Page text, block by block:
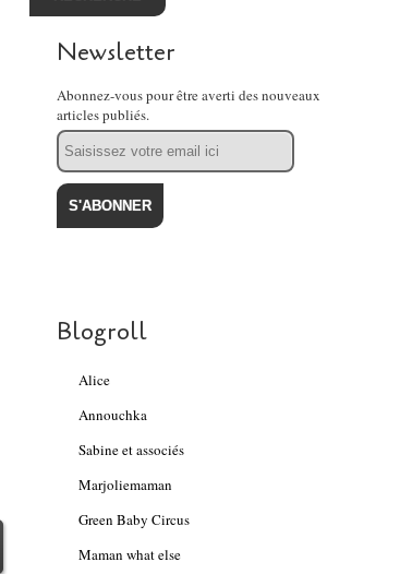
Newsletter
Abonnez-vous pour être averti des nouveaux
articles publiés.
Email
Blogroll
Alice
Annouchka
Sabine et associés
Marjoliemaman
Green Baby Circus
Maman what else